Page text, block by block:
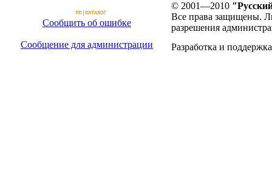
Сообщить об ошибке
Сообщение для администрации
© 2001—2010
Все права защищены.
разрешения
Разработка и